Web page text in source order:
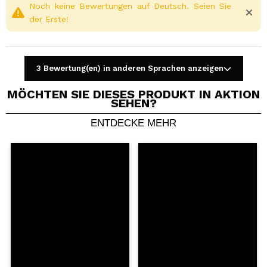
Ein Video oder Foto teilen
Dein Video könnte das erste sein. Stell es dir vor...
Noch keine Bewertungen auf Deutsch. Seien Sie
der Erste!
3 Bewertung(en) in anderen Sprachen anzeigen
MÖCHTEN SIE DIESES PRODUKT IN AKTION
SEHEN?
ENTDECKE MEHR